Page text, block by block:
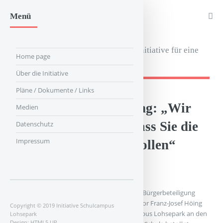
Schulcampus LohseparkQuartiersinitiative für eine
gute Schule
Oberbaudirektor Höing: „Wir
haben versprochen, dass Sie die
Planungen begleiten sollen“
„Ich maße mir an zu sagen: Wir nehmen die Bürgerbeteiligung
ernst.“ Diesen Satz sagte der Oberbaudirektor Franz-Josef Höing
auf unsere Frage, ob die Initiative Schulcampus Lohsepark an den
Menü
Home page
Über die Initiative
Pläne / Dokumente / Links
Medien
Datenschutz
Impressum
Copyright © 2019 Initiative Schulcampus
Lohsepark